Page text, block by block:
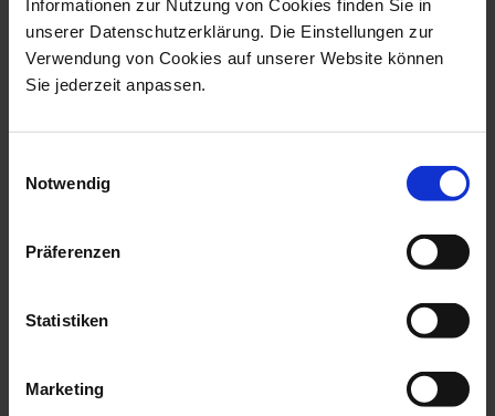
Informationen zur Nutzung von Cookies finden Sie in
unserer Datenschutzerklärung. Die Einstellungen zur
Verwendung von Cookies auf unserer Website können
Sie jederzeit anpassen.
Notwendig
Präferenzen
Statistiken
Marketing
Bird Duck, Coloured,
Bird Drake, Coloured,
we think you’ll like these